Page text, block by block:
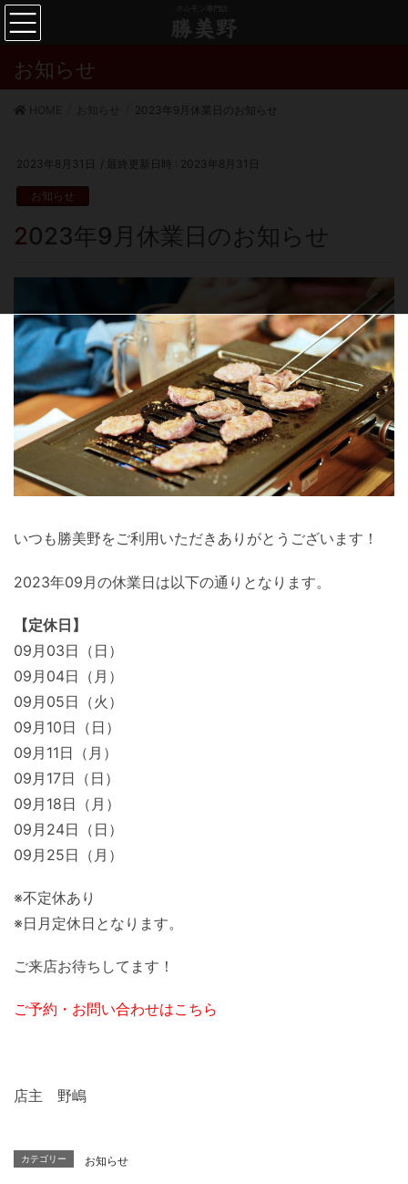
お知らせ
2023年9月休業日のお知らせ
2023年8月31日 / 最終更新日時 : 2023年8月31日
お知らせ
2023年9月休業日のお知らせ
いつも勝美野をご利用いただきありがとうございます！
2023年09月の休業日は以下の通りとなります。
【定休日】
09月03日（日）
09月04日（月）
09月05日（火）
09月10日（日）
09月11日（月）
09月17日（日）
09月18日（月）
09月24日（日）
09月25日（月）
※不定休あり
※日月定休日となります。
ご来店お待ちしてます！
ご予約・お問い合わせはこちら
店主 野嶋
カテゴリー お知らせ